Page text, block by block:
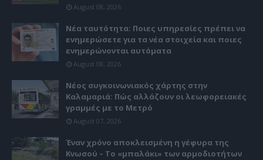
August 08, 2026
Νέα ταυτότητα: Ποιες υπηρεσίες πρέπει να
ενημερώσετε για τα νέα στοιχεία και ποιες
ενημερώνονται αυτόματα
August 08, 2026
Νέος συγκοινωνιακός χάρτης στην
Καλαμαριά: Πώς αλλάζουν οι λεωφορειακές
γραμμές με το Μετρό
August 07, 2026
Έναν χρόνο αποκλεισμένη η γέφυρα της
Κνωσού – Το «μπαλάκι» των αρμοδιοτήτων